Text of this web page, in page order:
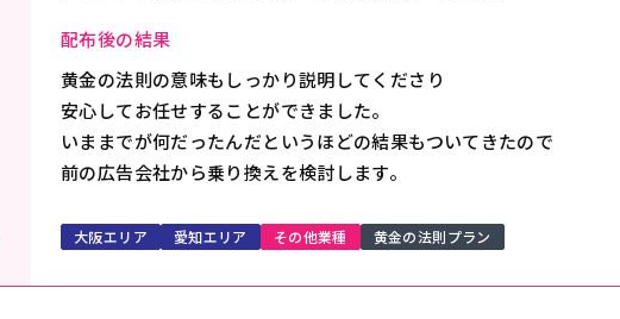
配布後の結果
黄金の法則の意味もしっかり説明してくださり
安心してお任せすることができました。
いままでが何だったんだというほどの結果もついてきたので
前の広告会社から乗り換えを検討します。
大阪エリア 愛知エリア その他業種 黄金の法則プラン